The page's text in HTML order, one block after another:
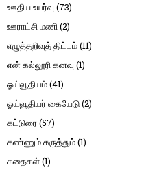
ஊதிய உயர்வு (73)
ஊராட்சி மணி(2)
எழுத்தறிவுத் திட்டம்(11)
என் கல்லூரி கனவு (1)
ஓய்வூதியம்(41)
ஓய்வூதியர் கையேடு(2)
கட்டுரை (57)
கண்ணும் கருத்தும்(1)
கதைகள்(1)